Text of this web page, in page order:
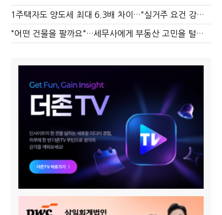
1주택자도 양도세 최대 6.3배 차이…"실거주 요건 강화하자"
"어떤 건물을 팔까요"…세무사에게 부동산 고민을 털어놓는 이유